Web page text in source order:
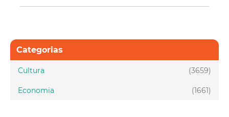
Categorias
(3659)
Cultura
(1661)
Economia